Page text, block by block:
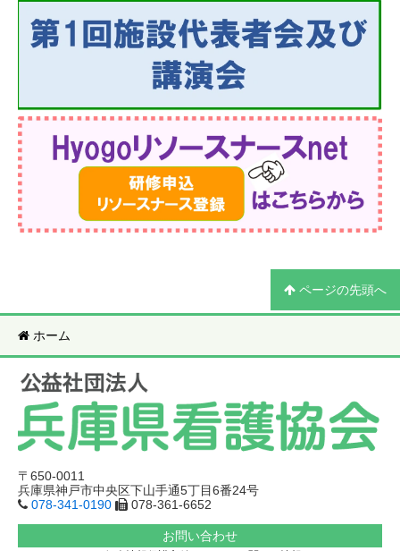
ページの先頭へ
ホーム
〒650-0011
兵庫県神戸市中央区下山手通5丁目6番24号
078-341-0190
078-361-6652
お問い合わせ